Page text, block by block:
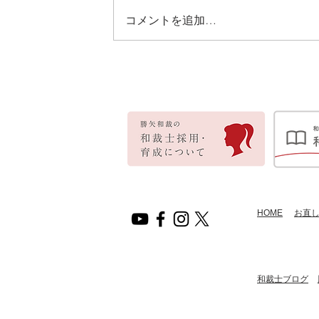
コメントを追加…
HOME お直
​和裁士ブログ